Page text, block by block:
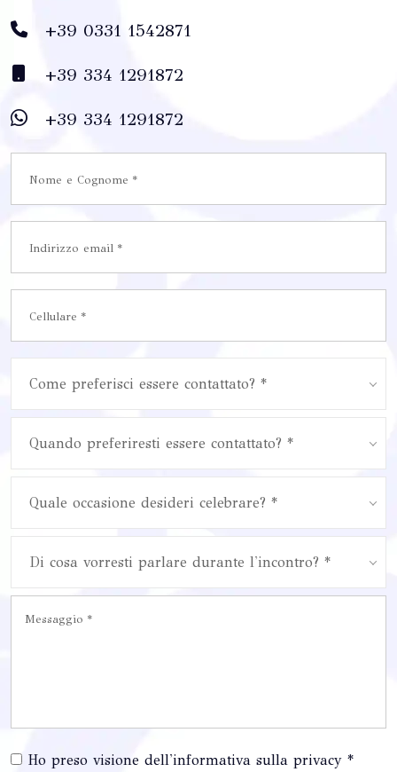
+39 0331 1542871
+39 334 1291872
+39 334 1291872
Come preferisci essere contattato? *
Quando preferiresti essere contattato? *
Quale occasione desideri celebrare? *
Di cosa vorresti parlare durante l'incontro? *
Ho preso visione dell'informativa sulla privacy *